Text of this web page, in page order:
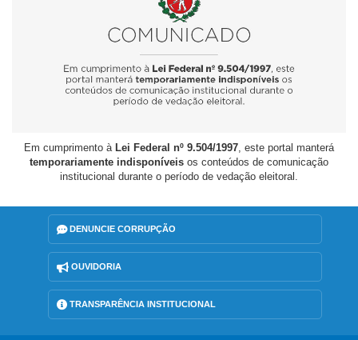
Em cumprimento à Lei Federal nº 9.504/1997, este portal manterá
temporariamente indisponíveis os conteúdos de comunicação
institucional durante o período de vedação eleitoral.
DENUNCIE CORRUPÇÃO
OUVIDORIA
TRANSPARÊNCIA INSTITUCIONAL